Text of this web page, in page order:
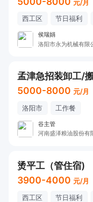
元/月
西工区 节日福利
侯瑞娟
洛阳市永为机械有限
孟津急招装卸工/
5000-8000 元/月
洛阳市 工作餐
谷主管
河南盛泽粮油股份有
烫平工（管住宿)
3900-4000 元/月
西工区 节日福利